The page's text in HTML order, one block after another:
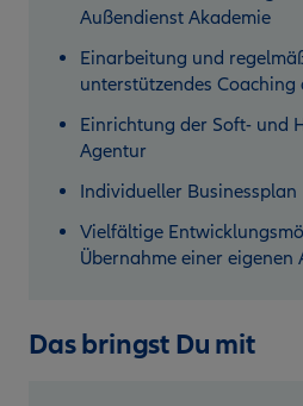
Außendienst Akademie
Einarbeitung und
unterstützendes
Einrichtung der Soft- und
Agentur
Individueller Businessplan
Vielfältige
Übernahme einer eigenen
Das bringst Du mit